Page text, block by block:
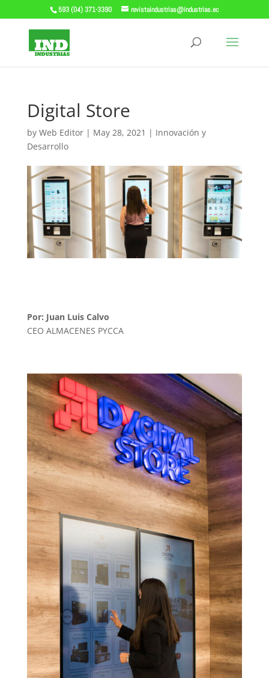
593 (04) 371-3390 revistaindustrias@industrias.ec
Digital Store
by Web Editor| May 28, 2021 | Innovación y
Desarrollo
Por: Juan Luis Calvo
CEO ALMACENES PYCCA